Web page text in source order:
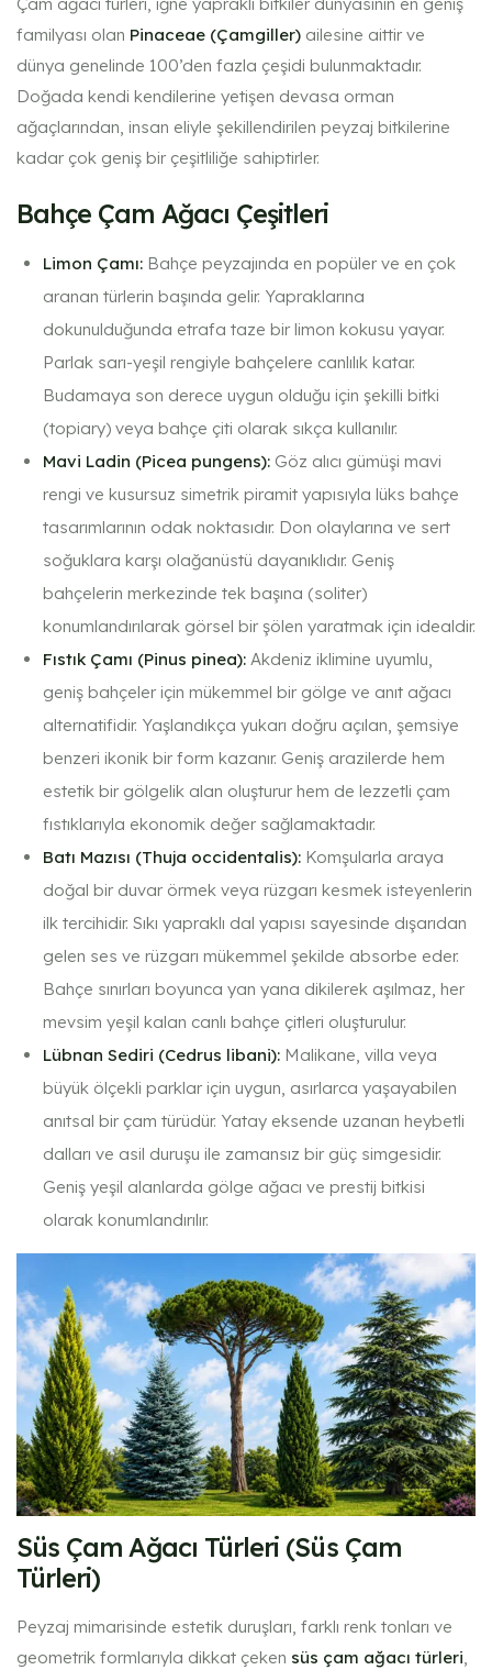
Çam ağacı türleri, iğne yapraklı bitkiler dünyasının en geniş
familyası olan Pinaceae (Çamgiller) ailesine aittir ve
dünya genelinde 100’den fazla çeşidi bulunmaktadır.
Doğada kendi kendilerine yetişen devasa orman
ağaçlarından, insan eliyle şekillendirilen peyzaj bitkilerine
kadar çok geniş bir çeşitliliğe sahiptirler.
Bahçe Çam Ağacı Çeşitleri
Limon Çamı: Bahçe peyzajında en popüler ve en çok
aranan türlerin başında gelir. Yapraklarına
dokunulduğunda etrafa taze bir limon kokusu yayar.
Parlak sarı-yeşil rengiyle bahçelere canlılık katar.
Budamaya son derece uygun olduğu için şekilli bitki
(topiary) veya bahçe çiti olarak sıkça kullanılır.
Mavi Ladin (Picea pungens): Göz alıcı gümüşi mavi
rengi ve kusursuz simetrik piramit yapısıyla lüks bahçe
tasarımlarının odak noktasıdır. Don olaylarına ve sert
soğuklara karşı olağanüstü dayanıklıdır. Geniş
bahçelerin merkezinde tek başına (soliter)
konumlandırılarak görsel bir şölen yaratmak için idealdir.
Fıstık Çamı (Pinus pinea): Akdeniz iklimine uyumlu,
geniş bahçeler için mükemmel bir gölge ve anıt ağacı
alternatifidir. Yaşlandıkça yukarı doğru açılan, şemsiye
benzeri ikonik bir form kazanır. Geniş arazilerde hem
estetik bir gölgelik alan oluşturur hem de lezzetli çam
fıstıklarıyla ekonomik değer sağlamaktadır.
Batı Mazısı (Thuja occidentalis): Komşularla araya
doğal bir duvar örmek veya rüzgarı kesmek isteyenlerin
ilk tercihidir. Sıkı yapraklı dal yapısı sayesinde dışarıdan
gelen ses ve rüzgarı mükemmel şekilde absorbe eder.
Bahçe sınırları boyunca yan yana dikilerek aşılmaz, her
mevsim yeşil kalan canlı bahçe çitleri oluşturulur.
Lübnan Sediri (Cedrus libani): Malikane, villa veya
büyük ölçekli parklar için uygun, asırlarca yaşayabilen
anıtsal bir çam türüdür. Yatay eksende uzanan heybetli
dalları ve asil duruşu ile zamansız bir güç simgesidir.
Geniş yeşil alanlarda gölge ağacı ve prestij bitkisi
olarak konumlandırılır.
Süs Çam Ağacı Türleri (Süs Çam
Türleri)
Peyzaj mimarisinde estetik duruşları, farklı renk tonları ve
geometrik formlarıyla dikkat çeken süs çam ağacı türleri,